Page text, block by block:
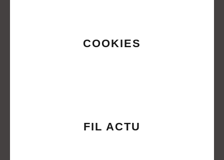
COOKIES
FIL ACTU